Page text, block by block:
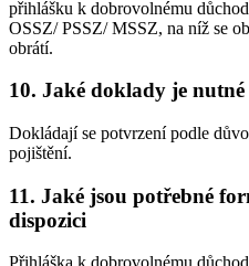
přihlášku k dobrovolnému
OSSZ/ PSSZ/ MSSZ, na níž se
obrátí.
10. Jaké doklady je nutné
Dokládají se potvrzení podle
pojištění.
11. Jaké jsou potřebné
dispozici